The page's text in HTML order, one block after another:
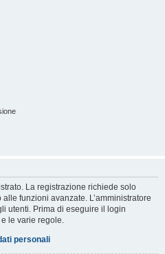
La registrazione richiede solo
funzioni avanzate. L’amministratore
utenti. Prima di eseguire il login
le varie regole.
personali